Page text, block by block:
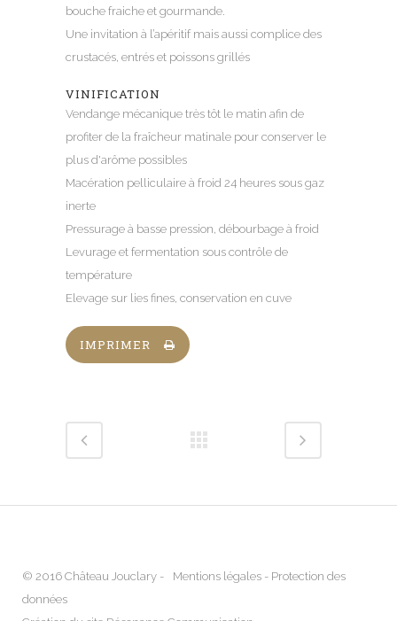
bouche fraiche et gourmande.
Une invitation à l’apéritif mais aussi complice des
crustacés, entrés et poissons grillés
VINIFICATION
Vendange mécanique très tôt le matin afin de
profiter de la fraîcheur matinale pour conserver le
plus d'arôme possibles
Macération pelliculaire à froid 24 heures sous gaz
inerte
Pressurage à basse pression, débourbage à froid
Levurage et fermentation sous contrôle de
température
Elevage sur lies fines, conservation en cuve
IMPRIMER
© 2016 Château Jouclary - Mentions légales - Protection des
données